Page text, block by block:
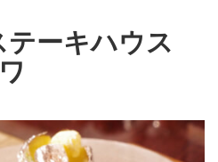
テーキハウス